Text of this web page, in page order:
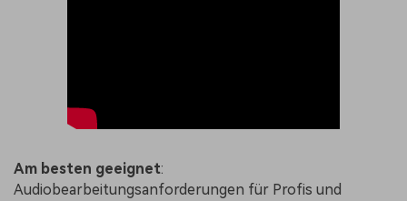
Am besten geeignet:
Audiobearbeitungsanforderungen für Profis und